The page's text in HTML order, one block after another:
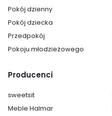
Kolor / wzór :
Pokój dzienny
Pokój dziecka
Przedpokój
Pokoju młodzieżowego
Producenci
sweetsit
Meble Halmar